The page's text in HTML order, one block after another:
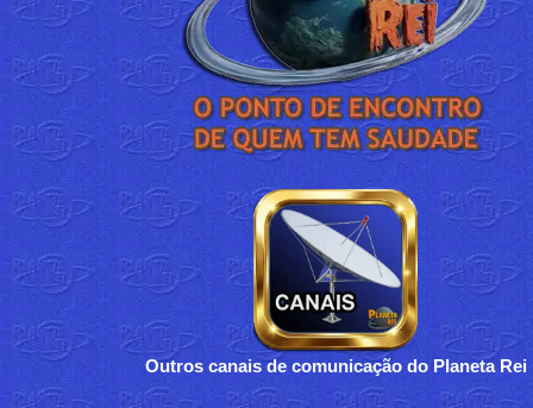
Outros canais de comunicação do Planeta Rei